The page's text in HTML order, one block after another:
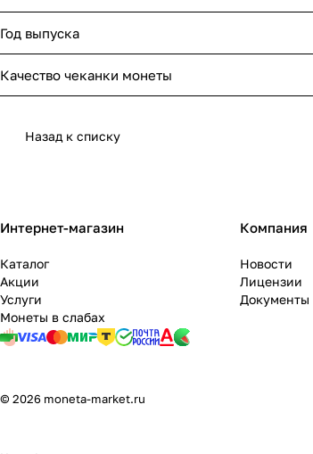
Год выпуска
Качество чеканки монеты
Назад к списку
Интернет-магазин
Каталог
Акции
Услуги
Монеты в слабах
Компания
Новости
Лицензии
Документы
© 2026 moneta-market.ru